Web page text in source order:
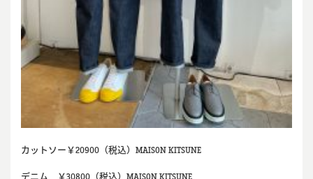
カットソー￥20900（税込）MAISON KITSUNE